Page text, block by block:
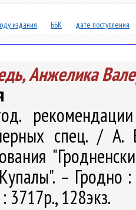
издания ББК дате поступления
Анжелика
спец. / А.
– Гродно
3717р., 128экз.